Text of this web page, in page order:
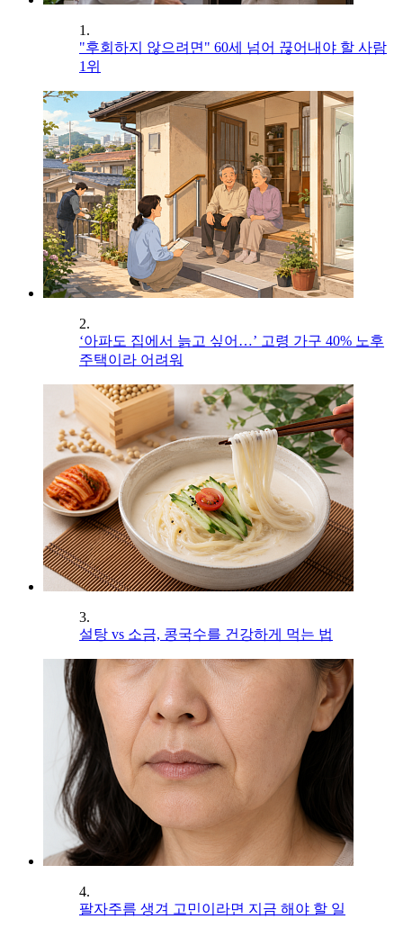
1.
"후회하지 않으려면" 60세 넘어 끊어내야 할 사람
1위
2.
‘아파도 집에서 늙고 싶어…’ 고령 가구 40% 노후
주택이라 어려워
3.
설탕 vs 소금, 콩국수를 건강하게 먹는 법
4.
팔자주름 생겨 고민이라면 지금 해야 할 일